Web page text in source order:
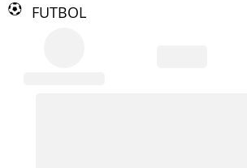
FUTBOL